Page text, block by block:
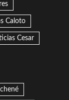
Caloto
Cesar